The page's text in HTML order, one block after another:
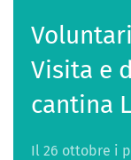
Visita e
cantina
Il 26 ottobre i